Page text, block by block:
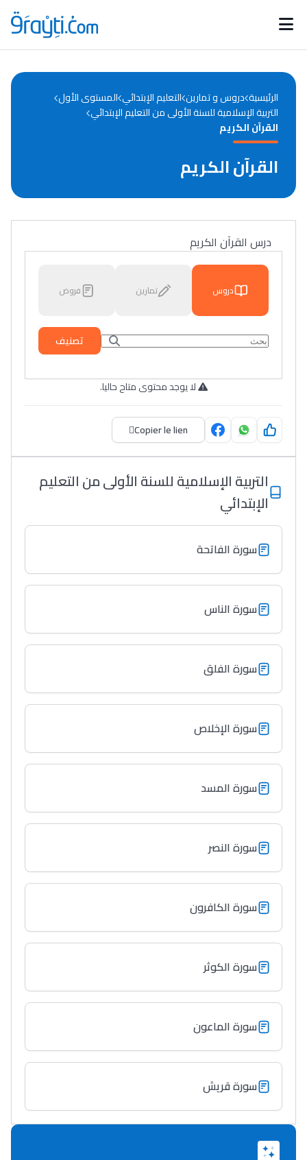
Catégories
d'actualités
Annonces bourses
التعليم الثانوي التأهيلي
Collège au Maroc
Post-Bac
Interviews/Vidéos
+ de 89 Interviews/Vidéos
الرئيسية دروس و تمارين التعليم الإبتدائي المستوى الأول
التربية الإسلامية للسنة الأولى من التعليم الإبتدائي
القرآن الكريم
القرآن الكريم
درس القرآن الكريم
دروس تمارين فروض
تصنيف
لا يوجد محتوى متاح حاليا.
Copier le lien
التربية الإسلامية للسنة الأولى من التعليم
الإبتدائي
سورة الفاتحة
سورة الناس
سورة الفلق
سورة الإخلاص
سورة المسد
سورة النصر
سورة الكافرون
سورة الكوثر
سورة الماعون
سورة قريش